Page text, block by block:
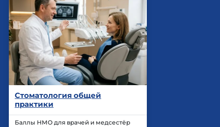
Стоматология общей
практики
Баллы НМО для врачей и медсестёр